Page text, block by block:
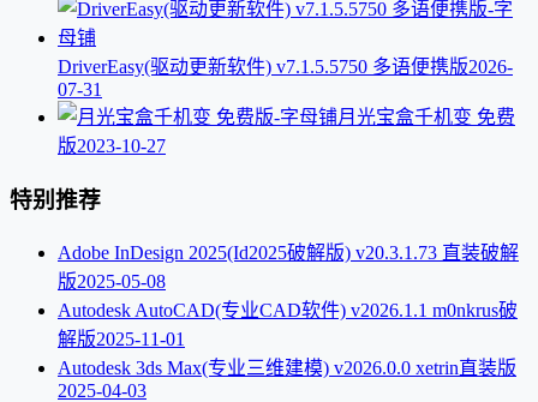
DriverEasy(驱动更新软件) v7.1.5.5750 多语便携版2026-
07-31
月光宝盒千机变 免费
版2023-10-27
特别推荐
Adobe InDesign 2025(Id2025破解版) v20.3.1.73 直装破解
版2025-05-08
Autodesk AutoCAD(专业CAD软件) v2026.1.1 m0nkrus破
解版2025-11-01
Autodesk 3ds Max(专业三维建模) v2026.0.0 xetrin直装版
2025-04-03